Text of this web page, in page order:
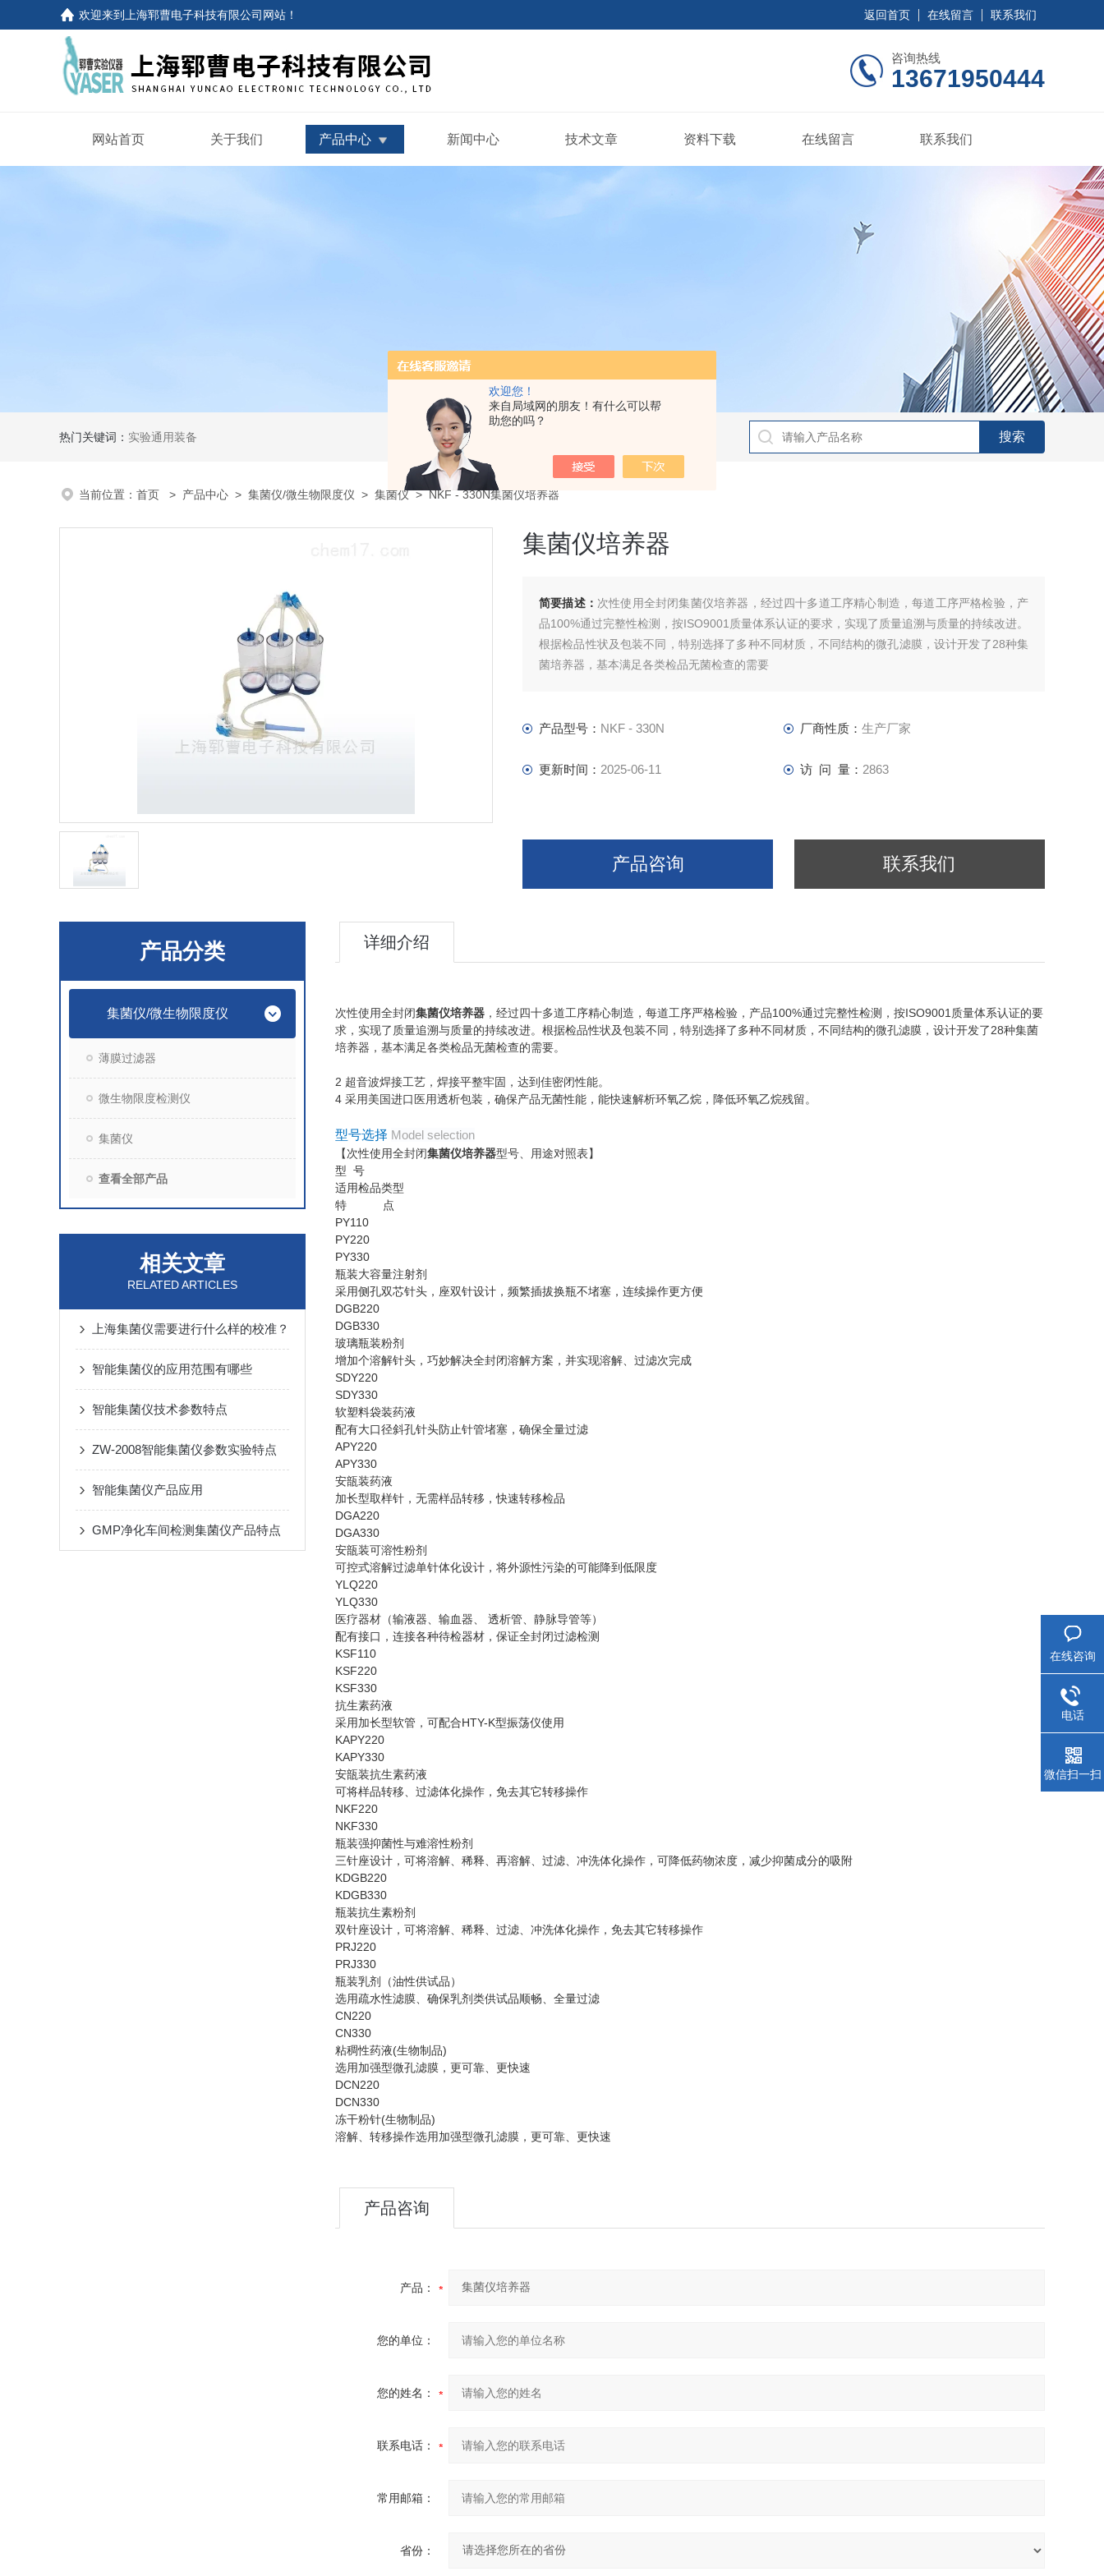
欢迎您！
来自局域网的朋友！有什么可以帮
助您的吗？
欢迎来到 上海郓曹电子科技有限公司网站 ！ 返回首页 在线留言 联系我们
咨询热线
13671950444
网站首页 关于我们 产品中心 新闻中心 技术文章 资料下载 在线留言 联系我们
热门关键词： 实验通用装备
当前位置： 首页 > 产品中心 > 集菌仪/微生物限度仪 > 集菌仪> NKF - 330N集菌仪培养器
集菌仪培养器
简要描述： 次性使用全封闭集菌仪培养器，经过四十多道工序精心制造，每道工序严格检验，产
品100%通过完整性检测，按ISO9001质量体系认证的要求，实现了质量追溯与质量的持续改进。
根据检品性状及包装不同，特别选择了多种不同材质，不同结构的微孔滤膜，设计开发了28种集
菌培养器，基本满足各类检品无菌检查的需要
产品型号： NKF - 330N 厂商性质： 生产厂家
更新时间： 2025-06-11 访 问 量： 2863
产品咨询 联系我们
产品分类
集菌仪/微生物限度仪
薄膜过滤器
微生物限度检测仪
集菌仪
查看全部产品
相关文章
RELATED ARTICLES
上海集菌仪需要进行什么样的校准？
智能集菌仪的应用范围有哪些
智能集菌仪技术参数特点
ZW-2008智能集菌仪参数实验特点
智能集菌仪产品应用
GMP净化车间检测集菌仪产品特点
详细介绍
次性使用全封闭集菌仪培养器 ，经过四十多道工序精心制造，每道工序严格检验，产品100%通过完整性检测，按ISO9001质量体系认证的要
求，实现了质量追溯与质量的持续改进。根据检品性状及包装不同，特别选择了多种不同材质，不同结构的微孔滤膜，设计开发了28种集菌
培养器，基本满足各类检品无菌检查的需要。
2 超音波焊接工艺，焊接平整牢固，达到佳密闭性能。
4 采用美国进口医用透析包装，确保产品无菌性能，能快速解析环氧乙烷，降低环氧乙烷残留。
型号选择 Model selection
【次性使用全封闭集菌仪培养器型号、用途对照表】
型 号
适用检品类型
特 点
PY110
PY220
PY330
瓶装大容量注射剂
采用侧孔双芯针头，座双针设计，频繁插拔换瓶不堵塞，连续操作更方便
DGB220
DGB330
玻璃瓶装粉剂
增加个溶解针头，巧妙解决全封闭溶解方案，并实现溶解、过滤次完成
SDY220
SDY330
软塑料袋装药液
配有大口径斜孔针头防止针管堵塞，确保全量过滤
APY220
APY330
安瓿装药液
加长型取样针，无需样品转移，快速转移检品
DGA220
DGA330
安瓿装可溶性粉剂
可控式溶解过滤单针体化设计，将外源性污染的可能降到低限度
YLQ220
YLQ330
医疗器材（输液器、输血器、 透析管、静脉导管等）
配有接口，连接各种待检器材，保证全封闭过滤检测
KSF110
KSF220
KSF330
抗生素药液
采用加长型软管，可配合HTY-K型振荡仪使用
KAPY220
KAPY330
安瓿装抗生素药液
可将样品转移、过滤体化操作，免去其它转移操作
NKF220
NKF330
瓶装强抑菌性与难溶性粉剂
三针座设计，可将溶解、稀释、再溶解、过滤、冲洗体化操作，可降低药物浓度，减少抑菌成分的吸附
KDGB220
KDGB330
瓶装抗生素粉剂
双针座设计，可将溶解、稀释、过滤、冲洗体化操作，免去其它转移操作
PRJ220
PRJ330
瓶装乳剂（油性供试品）
选用疏水性滤膜、确保乳剂类供试品顺畅、全量过滤
CN220
CN330
粘稠性药液(生物制品)
选用加强型微孔滤膜，更可靠、更快速
DCN220
DCN330
冻干粉针(生物制品)
溶解、转移操作选用加强型微孔滤膜，更可靠、更快速
产品咨询
产品：
您的单位：
您的姓名：
联系电话：
常用邮箱：
省份：
在线咨询
电话
微信扫一扫